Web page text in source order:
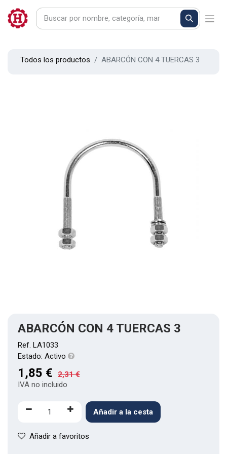
Todos los productos ABARCÓN CON 4 TUERCAS 3
ABARCÓN CON 4 TUERCAS 3
Ref. LA1033
Estado: Activo
1,85 € 2,31€
IVA no incluido
Añadir a la cesta
Añadir a favoritos